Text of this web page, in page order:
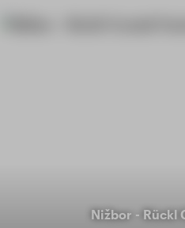
Nižbor - Rückl